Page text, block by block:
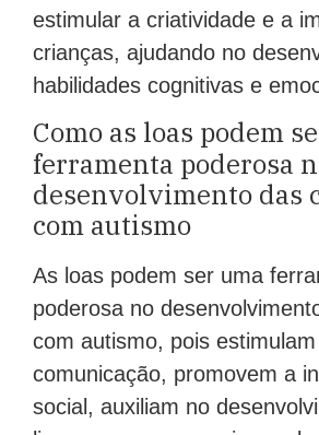
estimular a criatividade e a
crianças, ajudando no
habilidades cognitivas e
Como as loas podem
ferramenta poderosa
desenvolvimento das
com autismo
As loas podem ser uma
poderosa no
com autismo, pois
comunicação, promovem a
social, auxiliam no